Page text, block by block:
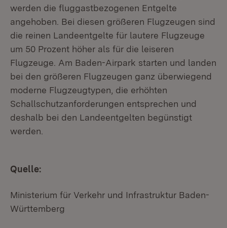
werden die fluggastbezogenen Entgelte
angehoben. Bei diesen größeren Flugzeugen sind
die reinen Landeentgelte für lautere Flugzeuge
um 50 Prozent höher als für die leiseren
Flugzeuge. Am Baden-Airpark starten und landen
bei den größeren Flugzeugen ganz überwiegend
moderne Flugzeugtypen, die erhöhten
Schallschutzanforderungen entsprechen und
deshalb bei den Landeentgelten begünstigt
werden.
Quelle:
Ministerium für Verkehr und Infrastruktur Baden-
Württemberg